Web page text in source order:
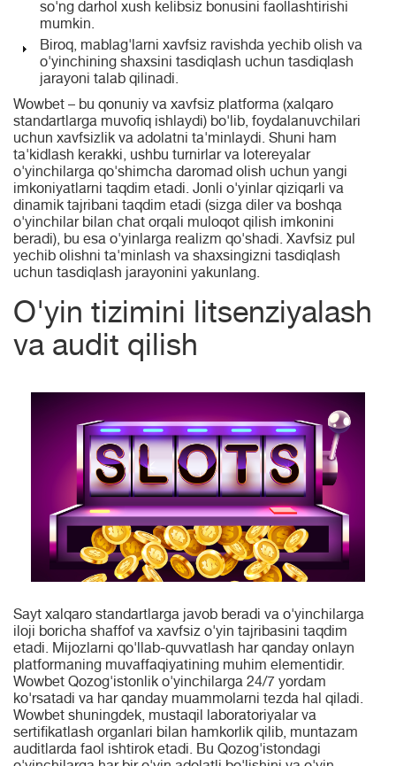
so'ng darhol xush kelibsiz bonusini faollashtirishi
mumkin.
Biroq, mablag'larni xavfsiz ravishda yechib olish va
o'yinchining shaxsini tasdiqlash uchun tasdiqlash
jarayoni talab qilinadi.
Wowbet – bu qonuniy va xavfsiz platforma (xalqaro
standartlarga muvofiq ishlaydi) bo'lib, foydalanuvchilari
uchun xavfsizlik va adolatni ta'minlaydi. Shuni ham
ta'kidlash kerakki, ushbu turnirlar va lotereyalar
o'yinchilarga qo'shimcha daromad olish uchun yangi
imkoniyatlarni taqdim etadi. Jonli o'yinlar qiziqarli va
dinamik tajribani taqdim etadi (sizga diler va boshqa
o'yinchilar bilan chat orqali muloqot qilish imkonini
beradi), bu esa o'yinlarga realizm qo'shadi. Xavfsiz pul
yechib olishni ta'minlash va shaxsingizni tasdiqlash
uchun tasdiqlash jarayonini yakunlang.
O'yin tizimini litsenziyalash
va audit qilish
Sayt xalqaro standartlarga javob beradi va o'yinchilarga
iloji boricha shaffof va xavfsiz o'yin tajribasini taqdim
etadi. Mijozlarni qo'llab-quvvatlash har qanday onlayn
platformaning muvaffaqiyatining muhim elementidir.
Wowbet Qozog'istonlik o'yinchilarga 24/7 yordam
ko'rsatadi va har qanday muammolarni tezda hal qiladi.
Wowbet shuningdek, mustaqil laboratoriyalar va
sertifikatlash organlari bilan hamkorlik qilib, muntazam
auditlarda faol ishtirok etadi. Bu Qozog'istondagi